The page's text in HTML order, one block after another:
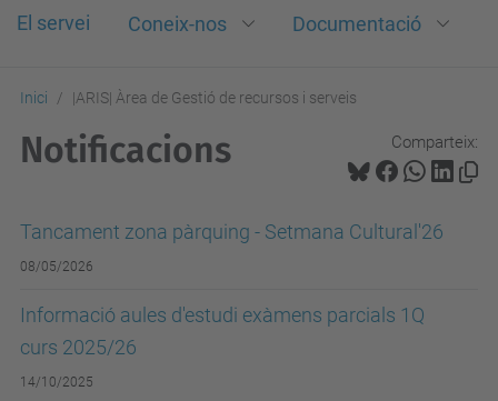
El servei Coneix-nos Documentació
Inici |ARIS| Àrea de Gestió de recursos i serveis
Comparteix:
Notificacions
Tancament zona pàrquing - Setmana Cultural'26
08/05/2026
Informació aules d'estudi exàmens parcials 1Q
curs 2025/26
14/10/2025